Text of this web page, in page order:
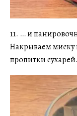
11. … и
Накрываем миску
пропитки сухарей.